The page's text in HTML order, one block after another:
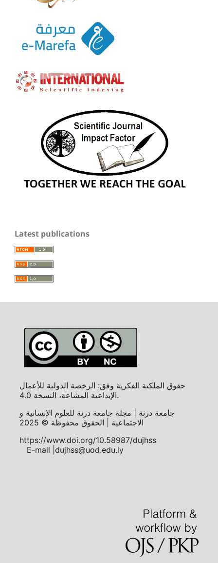
Latest publications
حقوق الملكية الفكرية وفق: الرخصة الدولية للأعمال
الإبداعية المشاعة، النسخة 4.0.
جامعة درنة | مجلة جامعة درنة للعلوم الإنسانية و
الاجتماعية | الحقوق محفوظة © 2025
https://www.doi.org/10.58987/dujhss
E-mail |dujhss@uod.edu.ly